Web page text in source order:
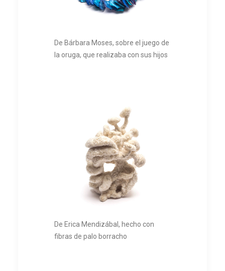
De Bárbara Moses, sobre el juego de
la oruga, que realizaba con sus hijos
De Erica Mendizábal, hecho con
fibras de palo borracho